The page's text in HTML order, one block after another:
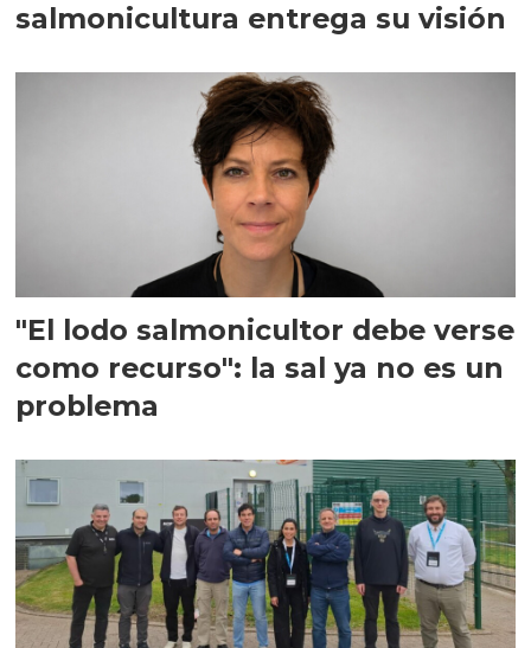
salmonicultura entrega su visión
"El lodo salmonicultor debe verse
como recurso": la sal ya no es un
problema